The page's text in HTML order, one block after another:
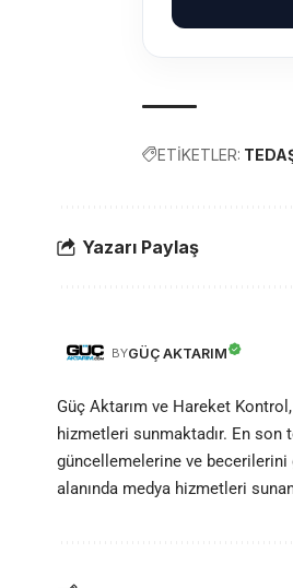
ETİKETLER:
Yazarı Paylaş
BYGÜÇ AKTARIM
Güç Aktarım ve Hareket
hizmetleri sunmaktadır. En
güncellemelerine ve
alanında medya hizmetleri